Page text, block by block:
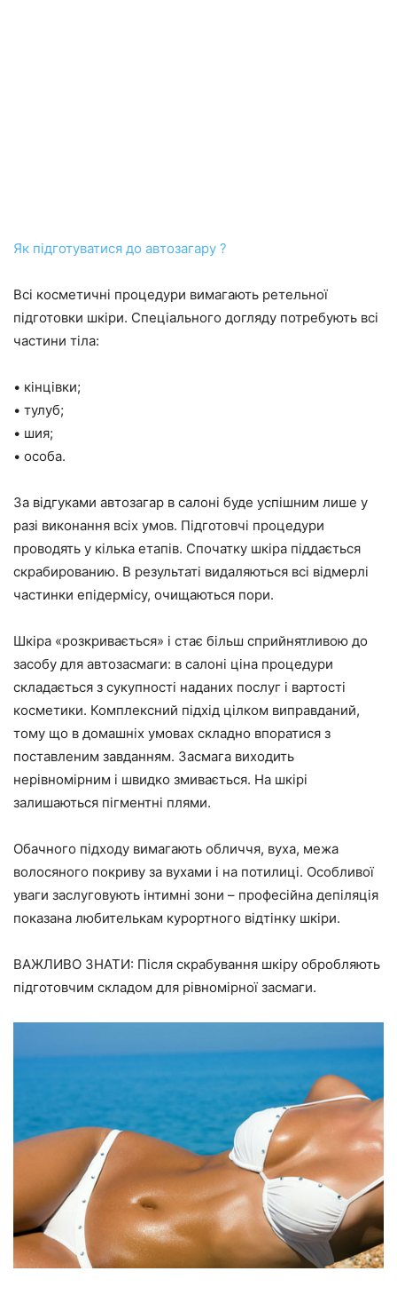
Як підготуватися до автозагару ?
Всі косметичні процедури вимагають ретельної
підготовки шкіри. Спеціального догляду потребують всі
частини тіла:
• кінцівки;
• тулуб;
• шия;
• особа.
За відгуками автозагар в салоні буде успішним лише у
разі виконання всіх умов. Підготовчі процедури
проводять у кілька етапів. Спочатку шкіра піддається
скрабированию. В результаті видаляються всі відмерлі
частинки епідермісу, очищаються пори.
Шкіра «розкривається» і стає більш сприйнятливою до
засобу для автозасмаги: в салоні ціна процедури
складається з сукупності наданих послуг і вартості
косметики. Комплексний підхід цілком виправданий,
тому що в домашніх умовах складно впоратися з
поставленим завданням. Засмага виходить
нерівномірним і швидко змивається. На шкірі
залишаються пігментні плями.
Обачного підходу вимагають обличчя, вуха, межа
волосяного покриву за вухами і на потилиці. Особливої
уваги заслуговують інтимні зони – професійна депіляція
показана любителькам курортного відтінку шкіри.
ВАЖЛИВО ЗНАТИ: Після скрабування шкіру обробляють
підготовчим складом для рівномірної засмаги.